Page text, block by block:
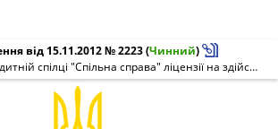
від 15.11.2012 № 2223(Чинний)
Про видачу кредитній спілці "Спільна справа" ліцензії на здійснення діяльності по залученню внесків (вкладів) членів кредитної спілки на депозитні рахунки